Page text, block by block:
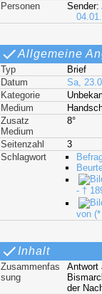
Personen Sender:
Allgemeine
Typ
Brief
Datum
Sa,
Kategorie
Medium
Zusatz
Medium
8°
Seitenzahl
3
Schlagwort
- †
von
Inhalt
Zusammenfas
sung
Antwort
der